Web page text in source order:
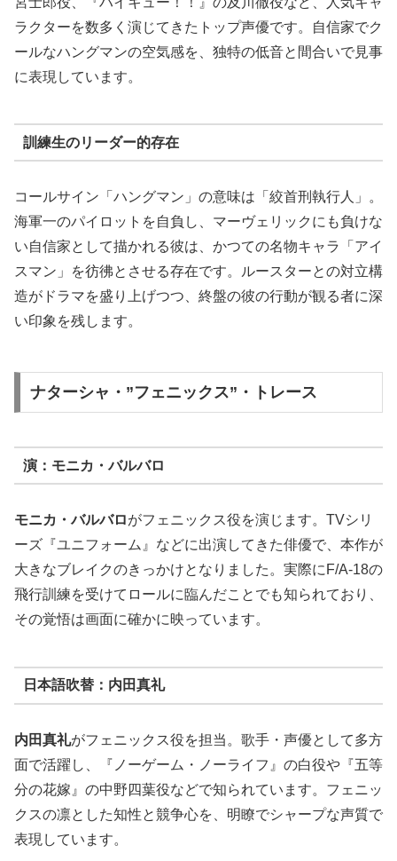
ラクターを数多く演じてきたトップ声優です。自信家でク
ールなハングマンの空気感を、独特の低音と間合いで見事
に表現しています。
訓練生のリーダー的存在
コールサイン「ハングマン」の意味は「絞首刑執行人」。
海軍一のパイロットを自負し、マーヴェリックにも負けな
い自信家として描かれる彼は、かつての名物キャラ「アイ
スマン」を彷彿とさせる存在です。ルースターとの対立構
造がドラマを盛り上げつつ、終盤の彼の行動が観る者に深
い印象を残します。
ナターシャ・”フェニックス”・トレース
演：モニカ・バルバロ
モニカ・バルバロがフェニックス役を演じます。TVシリ
ーズ『ユニフォーム』などに出演してきた俳優で、本作が
大きなブレイクのきっかけとなりました。実際にF/A-18の
飛行訓練を受けてロールに臨んだことでも知られており、
その覚悟は画面に確かに映っています。
日本語吹替：内田真礼
内田真礼がフェニックス役を担当。歌手・声優として多方
面で活躍し、『ノーゲーム・ノーライフ』の白役や『五等
分の花嫁』の中野四葉役などで知られています。フェニッ
クスの凛とした知性と競争心を、明瞭でシャープな声質で
表現しています。